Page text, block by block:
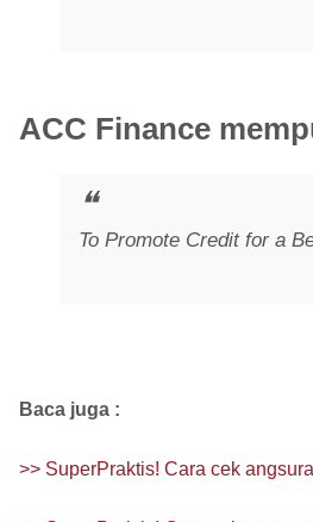
ACC Finance
To Promote Credit for a
Baca juga :
>> SuperPraktis! Cara cek